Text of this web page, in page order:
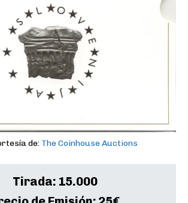
de: The Coinhouse Auctions
Tirada: 15.000